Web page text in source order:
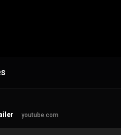
youtube.com